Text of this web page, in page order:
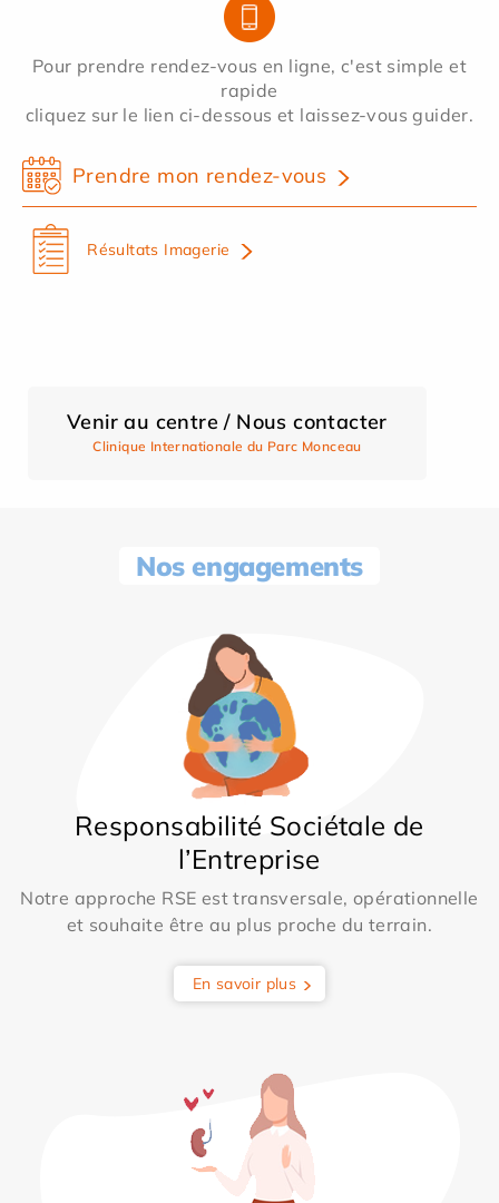
Pour prendre rendez-vous en ligne, c'est simple et
rapide
cliquez sur le lien ci-dessous et laissez-vous guider.
Prendre mon rendez-vous
Résultats Imagerie
Venir au centre / Nous contacter
Clinique Internationale du Parc Monceau
Nos engagements
Responsabilité Sociétale de
l’Entreprise
Notre approche RSE est transversale, opérationnelle
et souhaite être au plus proche du terrain.
En savoir plus